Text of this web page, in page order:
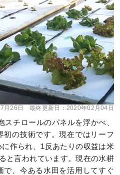
月26日 最終更新日： 2020年02月04日
スチロールのパネルを浮かべ、
初の技術です。現在ではリーフ
作られ、1反あたりの収益は米
と言われています。現在の水耕
で、今ある水田を活用してすぐ